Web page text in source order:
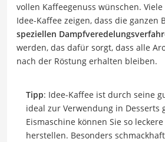
vollen Kaffeegenuss wünschen.
Idee-Kaffee zeigen, dass die ganzen
speziellen
werden, das dafür sorgt, dass alle
nach der Röstung erhalten bleiben.
Tipp: Idee-Kaffee ist durch seine
ideal zur Verwendung in Desserts
Eismaschine können Sie so
herstellen. Besonders